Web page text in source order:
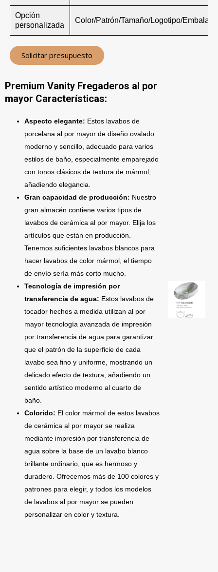
Opción
personalizada
Color/Patrón/Tamaño/Logotipo/Embalaje
Solicitar presupuesto
Premium Vanity Fregaderos al por
mayor Características:
Aspecto elegante: Estos lavabos de
porcelana al por mayor de diseño ovalado
moderno y sencillo, adecuado para varios
estilos de baño, especialmente emparejado
con tonos clásicos de textura de mármol,
añadiendo elegancia.
Gran capacidad de producción: Nuestro
gran almacén contiene varios tipos de
lavabos de cerámica al por mayor. Elija los
artículos que están en producción.
Tenemos suficientes lavabos blancos para
hacer lavabos de color mármol, el tiempo
de envío sería más corto mucho.
Tecnología de impresión por
transferencia de agua: Estos lavabos de
tocador hechos a medida utilizan al por
mayor tecnología avanzada de impresión
por transferencia de agua para garantizar
que el patrón de la superficie de cada
lavabo sea fino y uniforme, mostrando un
delicado efecto de textura, añadiendo un
sentido artístico moderno al cuarto de
baño.
Colorido: El color mármol de estos lavabos
de cerámica al por mayor se realiza
mediante impresión por transferencia de
agua sobre la base de un lavabo blanco
brillante ordinario, que es hermoso y
duradero. Ofrecemos más de 100 colores y
patrones para elegir, y todos los modelos
de lavabos al por mayor se pueden
personalizar en color y textura.